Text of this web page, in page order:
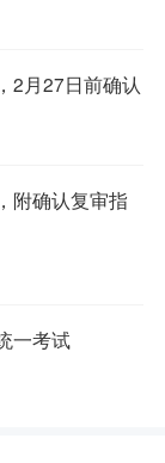
2月27日前确认
附确认复审指
一考试